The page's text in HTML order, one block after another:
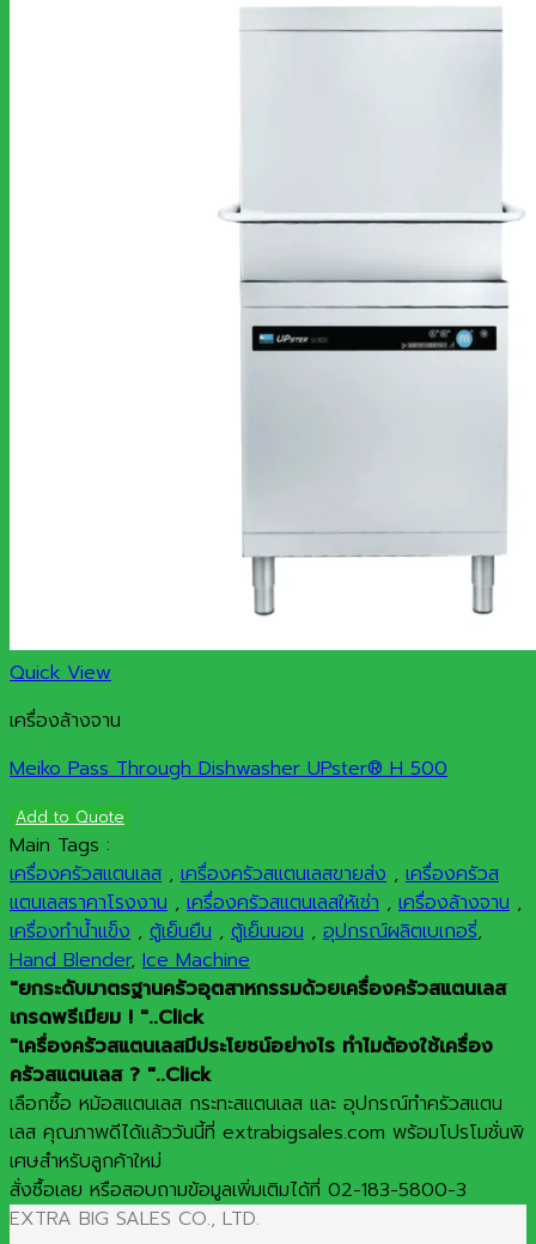
Quick View
เครื่องล้างจาน
Meiko Pass Through Dishwasher UPster® H 500
Add to Quote
Main Tags :
เครื่องครัวสแตนเลส , เครื่องครัวสแตนเลสขายส่ง , เครื่องครัวส
แตนเลสราคาโรงงาน , เครื่องครัวสแตนเลสให้เช่า , เครื่องล้างจาน ,
เครื่องทำน้ำแข็ง , ตู้เย็นยืน , ตู้เย็นนอน , อุปกรณ์ผลิตเบเกอรี่,
Hand Blender, Ice Machine
"ยกระดับมาตรฐานครัวอุตสาหกรรมด้วยเครื่องครัวสแตนเลส
เกรดพรีเมียม ! "..Click
"เครื่องครัวสแตนเลสมีประโยชน์อย่างไร ทำไมต้องใช้เครื่อง
ครัวสแตนเลส ? "..Click
เลือกซื้อ หม้อสแตนเลส กระทะสแตนเลส และ อุปกรณ์ทำครัวสแตน
เลส คุณภาพดีได้แล้ววันนี้ที่ extrabigsales.com พร้อมโปรโมชั่นพิ
เศษสำหรับลูกค้าใหม่
สั่งซื้อเลย หรือสอบถามข้อมูลเพิ่มเติมได้ที่ 02-183-5800-3
EXTRA BIG SALES CO., LTD.